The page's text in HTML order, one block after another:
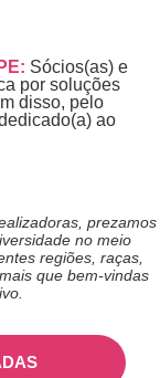
Sócios(as) e
por soluções
disso, pelo
ao
prezamos
no meio
regiões, raças,
que bem-vindas